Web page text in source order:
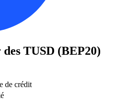
TUSD (BEP20)
de crédit